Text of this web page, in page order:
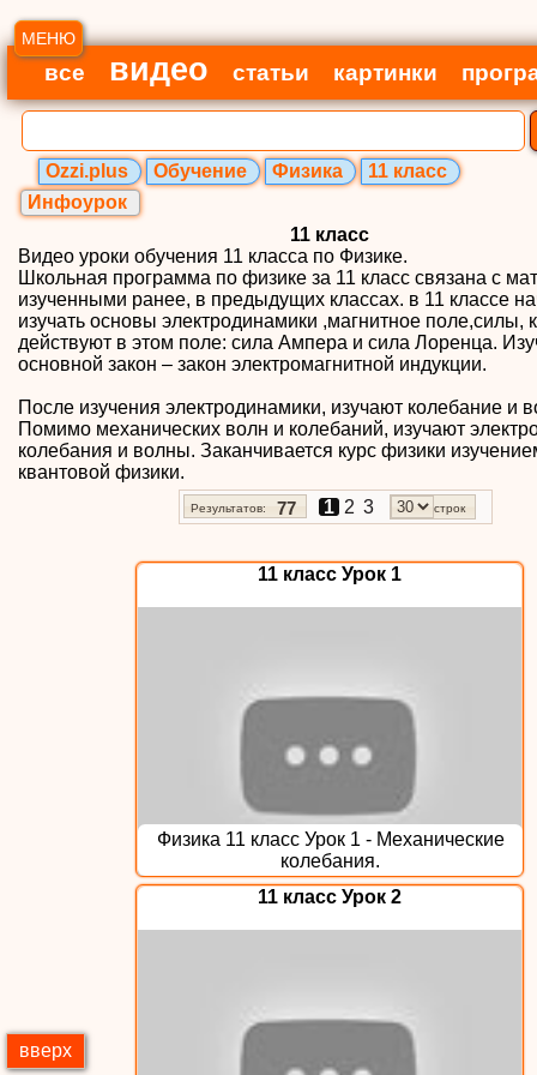
МЕНЮ
все видео статьи картинки
Ozzi.plus Обучение Физика
11 класс
Инфоурок
11 класс
Видео уроки обучения 11 класса по Физике.
Школьная программа по физике за 11 класс связана с
изученными ранее, в предыдущих классах. в 11 классе
изучать основы электродинамики ,магнитное поле,силы,
действуют в этом поле: сила Ампера и сила Лоренца.
основной закон – закон электромагнитной индукции.
После изучения электродинамики, изучают колебание и
Помимо механических волн и колебаний, изучают
колебания и волны. Заканчивается курс физики
квантовой физики.
Результатов: 77 1 2 3 строк
11 класс Урок 1
Физика 11 класс Урок 1 - Механические
колебания.
11 класс Урок 2
вверх